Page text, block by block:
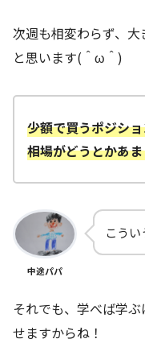
次週も相変わらず、
と思います(＾ω＾)
少額で買うポジシ
相場がどうとかあ
中途パパ
こう
それでも、学べば学
せますからね！